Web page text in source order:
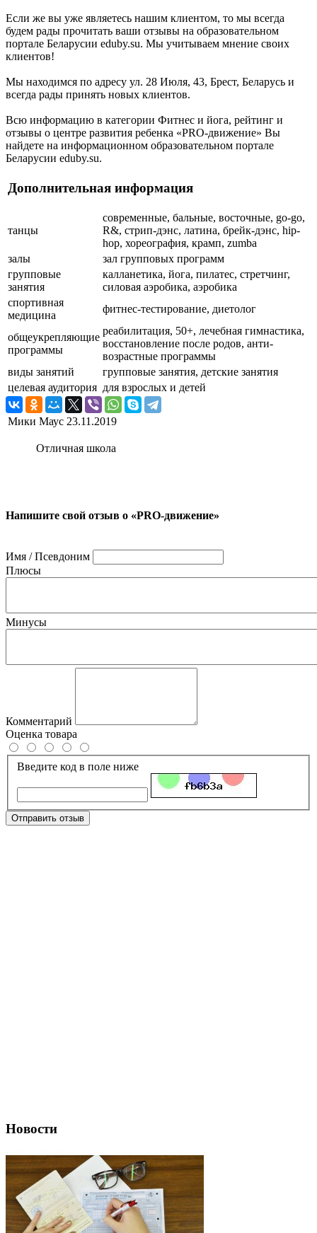
Если же вы уже являетесь нашим клиентом, то мы всегда
будем рады прочитать ваши отзывы на образовательном
портале Беларусии eduby.su. Мы учитываем мнение своих
клиентов!
Мы находимся по адресу ул. 28 Июля, 43, Брест, Беларусь и
всегда рады принять новых клиентов.
Всю информацию в категории Фитнес и йога, рейтинг и
отзывы о центре развития ребенка «PRO-движение» Вы
найдете на информационном образовательном портале
Беларусии eduby.su.
Дополнительная информация
танцы
современные, бальные, восточные, go-go,
R&, стрип-дэнс, латина, брейк-дэнс, hip-
hop, хореография, крамп, zumba
залы
зал групповых программ
групповые
занятия
калланетика, йога, пилатес, стретчинг,
силовая аэробика, аэробика
спортивная
медицина
фитнес-тестирование, диетолог
общеукрепляющие
программы
реабилитация, 50+, лечебная гимнастика,
восстановление после родов, анти-
возрастные программы
виды занятий
групповые занятия, детские занятия
целевая аудитория для взрослых и детей
Мики Маус 23.11.2019
Отличная школа
Напишите свой отзыв о «PRO-движение»
Имя / Псевдоним
Плюсы
Минусы
Комментарий
Оценка товара
Введите код в поле ниже
Отправить отзыв
Новости